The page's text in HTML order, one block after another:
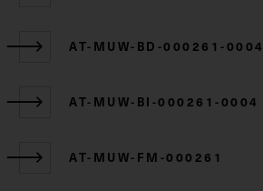
AT-MUW-BD-000261-0004
AT-MUW-BI-000261-0004
AT-MUW-FM-000261